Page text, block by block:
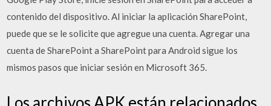
contenido del dispositivo. Al iniciar la aplicación SharePoint,
puede que se le solicite que agregue una cuenta. Agregar una
cuenta de SharePoint a SharePoint para Android sigue los
mismos pasos que iniciar sesión en Microsoft 365.
Los archivos APK están relacionados